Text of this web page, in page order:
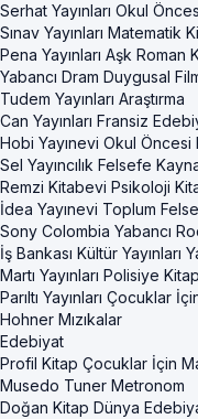
Serhat Yayınları Okul
Sınav Yayınları Matematik
Pena Yayınları Aşk Roman
Yabancı Dram Duygusal
Tudem Yayınları Araştırma
Can Yayınları Fransiz
Hobi Yayınevi Okul Öncesi
Sel Yayıncılık Felsefe
Remzi Kitabevi Psikoloji
İdea Yayınevi Toplum
Sony Colombia Yabancı
İş Bankası Kültür Yayınları
Martı Yayınları Polisiye
Parıltı Yayınları Çocuklar
Hohner Mızıkalar
Edebiyat
Profil Kitap Çocuklar İçin
Musedo Tuner Metronom
Doğan Kitap Dünya